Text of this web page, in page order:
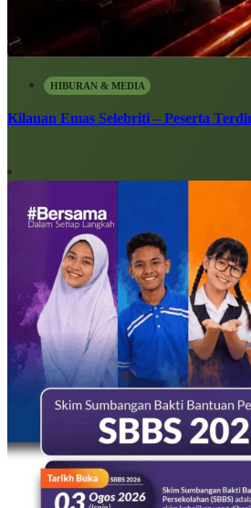
HIBURAN & MEDIA
Kilauan Emas Selebriti – Peserta